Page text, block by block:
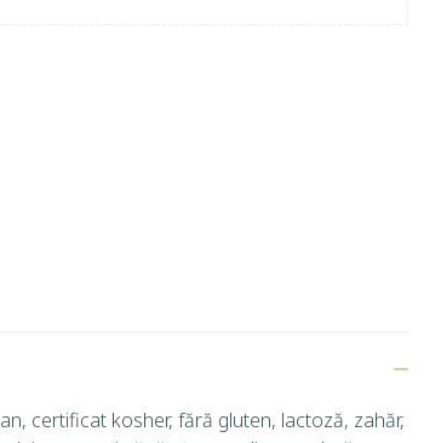
certificat kosher, fără gluten, lactoză, zahăr,